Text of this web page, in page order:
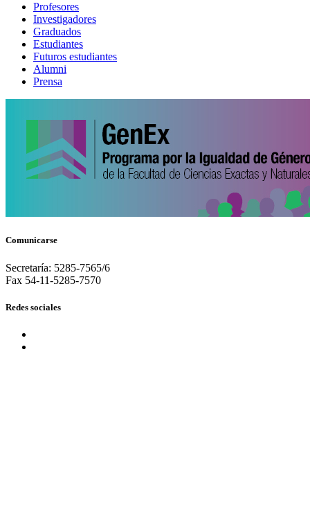
Profesores
Investigadores
Graduados
Estudiantes
Futuros estudiantes
Alumni
Prensa
Comunicarse
Secretaría: 5285-7565/6
Fax 54-11-5285-7570
Redes sociales